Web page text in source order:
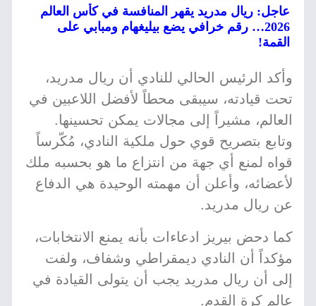
عاجل: ريال مدريد يقهر المنافسة في كأس العالم
2026… رقم خرافي يضع بيليغهام ومبابي على
القمة!
وأكد الرئيس الحالي للنادي أن ريال مدريد،
تحت قيادته، سيبقى محطاً لأفضل اللاعبين في
العالم، مشيراً إلى مجالات يمكن تحسينها.
وتابع بتصريح قوي حول ملكية النادي، مُكّرساً
قواه لمنع أي جهة من انتزاع ما هو بحسبه ملك
لأعضائه، وأعلن أن مهمته الوحيدة هي الدفاع
عن ريال مدريد.
كما دحض بيريز ادعاءات بأنه يمنع الانتخابات،
مؤكداً أن النادي ديمقراطي وشفاف، ولفت
إلى أن ريال مدريد يجب أن يتولى القيادة في
عالم كرة القدم.